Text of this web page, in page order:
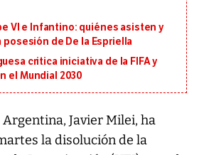
VI e Infantino: quiénes asisten y
de De la Espriella
critica iniciativa de la FIFA y
el Mundial 2030
Javier Milei, ha
la disolución de la